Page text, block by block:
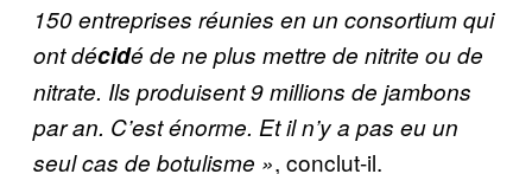
150 entreprises réunies en un consortium qui
ont décidé de ne plus mettre de nitrite ou de
nitrate. Ils produisent 9 millions de jambons
par an. C’est énorme. Et il n’y a pas eu un
seul cas de botulisme », conclut-il.